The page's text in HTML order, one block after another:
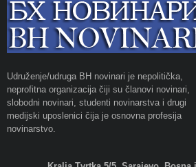
Udruženje/udruga BH novinari je nepolitička,
neprofitna organizacija čiji su članovi novinari,
slobodni novinari, studenti novinarstva i drugi
medijski uposlenici čija je osnovna profesija
novinarstvo.